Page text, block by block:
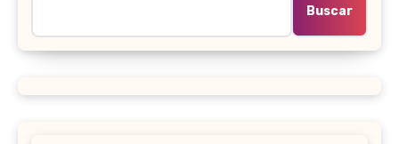
Buscar